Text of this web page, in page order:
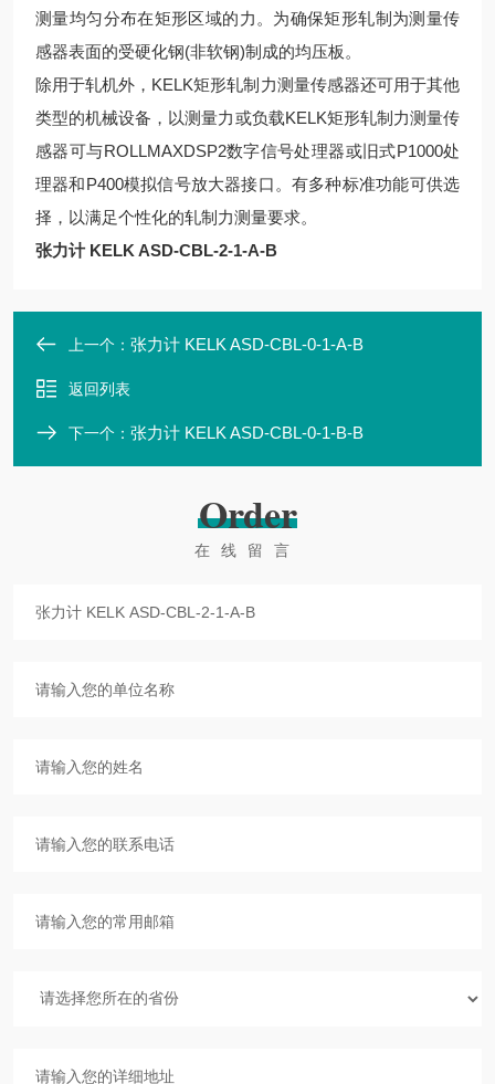
测量均匀分布在矩形区域的力。为确保矩形轧制为测量传
感器表面的受硬化钢(非软钢)制成的均压板。
除用于轧机外，KELK矩形轧制力测量传感器还可用于其他
类型的机械设备，以测量力或负载KELK矩形轧制力测量传
感器可与ROLLMAXDSP2数字信号处理器或旧式P1000处
理器和P400模拟信号放大器接口。有多种标准功能可供选
择，以满足个性化的轧制力测量要求。
张力计 KELK ASD-CBL-2-1-A-B
上一个： 张力计 KELK ASD-CBL-0-1-A-B
返回列表
下一个： 张力计 KELK ASD-CBL-0-1-B-B
Order
在线留言